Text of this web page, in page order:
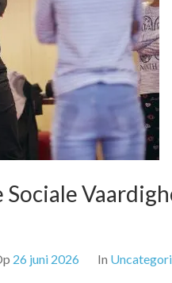
26 juni 2026 In